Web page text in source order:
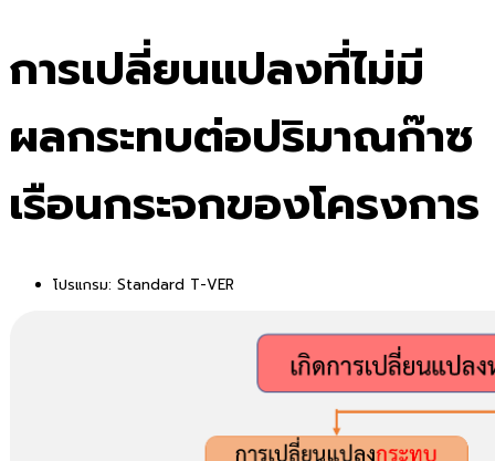
การเปลี่ยนแปลงที่ไม่มี
ผลกระทบต่อปริมาณก๊าซ
เรือนกระจกของโครงการ
โปรแกรม: Standard T-VER